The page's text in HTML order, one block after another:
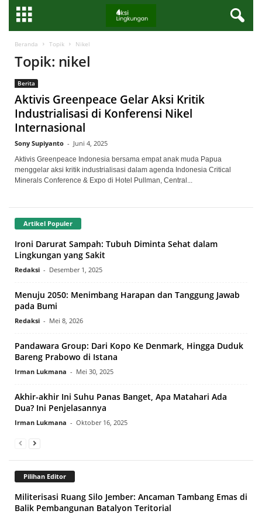
Beranda Topik Nikel
Topik: nikel
Berita
Aktivis Greenpeace Gelar Aksi Kritik
Industrialisasi di Konferensi Nikel
Internasional
Sony Supiyanto - Juni 4, 2025
Aktivis Greenpeace Indonesia bersama empat anak muda Papua
menggelar aksi kritik industrialisasi dalam agenda Indonesia Critical
Minerals Conference & Expo di Hotel Pullman, Central...
Artikel Populer
Ironi Darurat Sampah: Tubuh Diminta Sehat dalam
Lingkungan yang Sakit
Redaksi - Desember 1, 2025
Menuju 2050: Menimbang Harapan dan Tanggung Jawab
pada Bumi
Redaksi - Mei 8, 2026
Pandawara Group: Dari Kopo Ke Denmark, Hingga Duduk
Bareng Prabowo di Istana
Irman Lukmana - Mei 30, 2025
Akhir-akhir Ini Suhu Panas Banget, Apa Matahari Ada
Dua? Ini Penjelasannya
Irman Lukmana - Oktober 16, 2025
Pilihan Editor
Militerisasi Ruang Silo Jember: Ancaman Tambang Emas di
Balik Pembangunan Batalyon Teritorial